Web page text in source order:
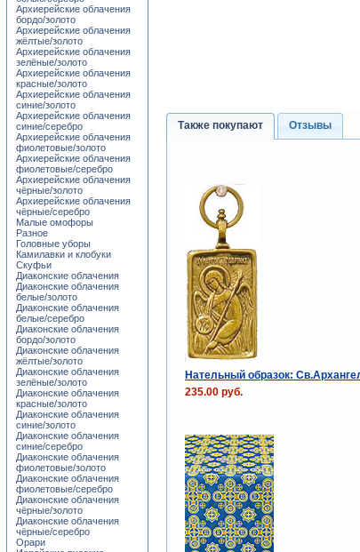
Также покупают Отзывы
Нательный образок:
235.00 руб.
Архиерейские облачения
бордо/золото
Архиерейские облачения
жёлтые/золото
Архиерейские облачения
зелёные/золото
Архиерейские облачения
красные/золото
Архиерейские облачения
синие/золото
Архиерейские облачения
синие/серебро
Архиерейские облачения
фиолетовые/золото
Архиерейские облачения
фиолетовые/серебро
Архиерейские облачения
чёрные/золото
Архиерейские облачения
чёрные/серебро
Малые омофоры
Разное
Головные уборы
Камилавки и клобуки
Скуфьи
Диаконские облачения
Диаконские облачения
белые/золото
Диаконские облачения
белые/серебро
Диаконские облачения
бордо/золото
Диаконские облачения
жёлтые/золото
Диаконские облачения
зелёные/золото
Диаконские облачения
красные/золото
Диаконские облачения
синие/золото
Диаконские облачения
синие/серебро
Диаконские облачения
фиолетовые/золото
Диаконские облачения
фиолетовые/серебро
Диаконские облачения
чёрные/золото
Диаконские облачения
чёрные/серебро
Орари